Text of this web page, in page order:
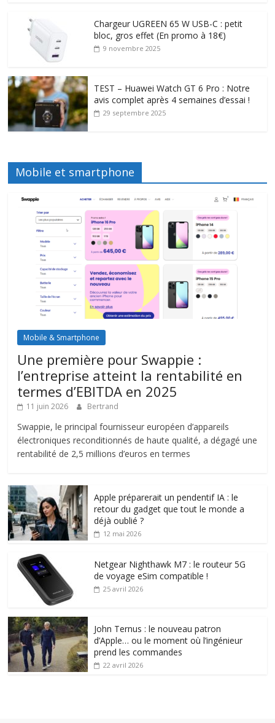
Chargeur UGREEN 65 W USB-C : petit
bloc, gros effet (En promo à 18€)
9 novembre 2025
TEST – Huawei Watch GT 6 Pro : Notre
avis complet après 4 semaines d’essai !
29 septembre 2025
Mobile et smartphone
Mobile & Smartphone
Une première pour Swappie :
l’entreprise atteint la rentabilité en
termes d’EBITDA en 2025
11 juin 2026 Bertrand
Swappie, le principal fournisseur européen d’appareils
électroniques reconditionnés de haute qualité, a dégagé une
rentabilité de 2,5 millions d’euros en termes
Apple préparerait un pendentif IA : le
retour du gadget que tout le monde a
déjà oublié ?
12 mai 2026
Netgear Nighthawk M7 : le routeur 5G
de voyage eSim compatible !
25 avril 2026
John Ternus : le nouveau patron
d’Apple… ou le moment où l’ingénieur
prend les commandes
22 avril 2026